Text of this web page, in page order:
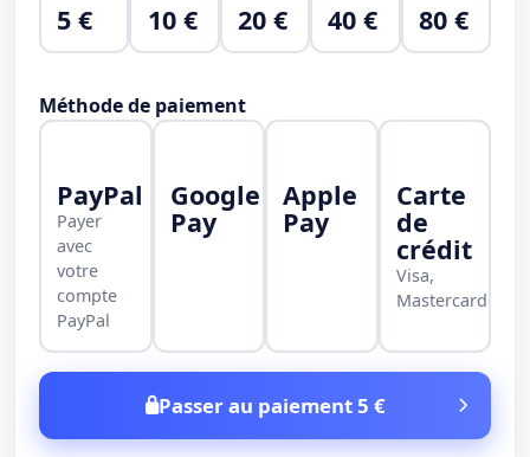
5 € 10 € 20 € 40 € 80 €
Méthode de paiement
PayPal
Payer
avec
votre
compte
PayPal
Google
Pay
Apple
Pay
Carte
de
crédit
Visa,
Mastercard
Passer au paiement 5 €